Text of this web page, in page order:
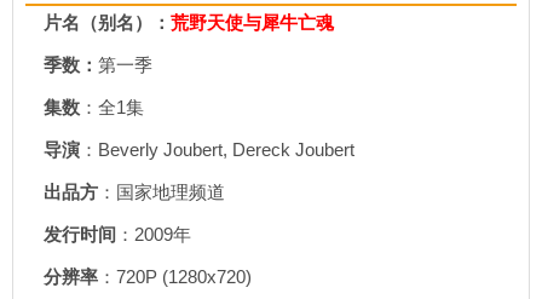
片名（别名）： 荒野天使与犀牛亡魂
季数： 第一季
集数 ：全1集
导演 ：Beverly Joubert, Dereck Joubert
出品方 ：国家地理频道
发行时间 ：2009年
分辨率 ：720P (1280x720)